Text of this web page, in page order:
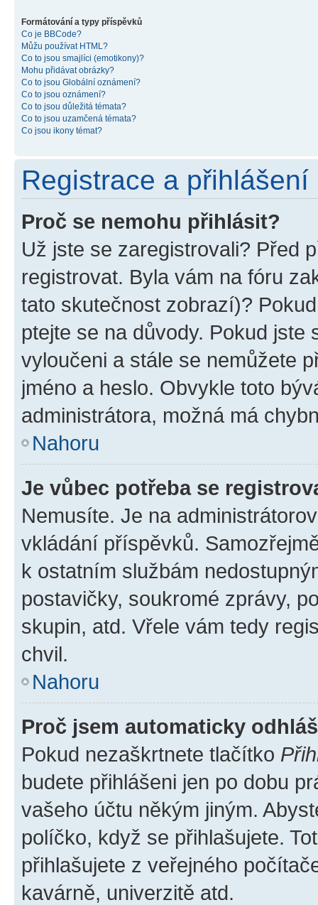
Formátování a typy příspěvků
Co je BBCode?
Můžu používat HTML?
Co to jsou smajlíci (emotikony)?
Mohu přidávat obrázky?
Co to jsou Globální oznámení?
Co to jsou oznámení?
Co to jsou důležitá témata?
Co to jsou uzamčená témata?
Co jsou ikony témat?
Registrace a přihlášení
Proč se nemohu přihlásit?
Už jste se zaregistrovali? Před
registrovat. Byla vám na fóru
tato skutečnost zobrazí)?
ptejte se na důvody. Pokud jste
vyloučeni a stále se nemůžete
jméno a heslo. Obvykle toto
administrátora, možná má
Nahoru
Je vůbec potřeba se
Nemusíte. Je na
vkládání příspěvků.
k ostatním službám
postavičky, soukromé zprávy,
skupin, atd. Vřele vám tedy
chvil.
Nahoru
Proč jsem automaticky
Pokud nezaškrtnete tlačítko
budete přihlášeni jen po dobu
vašeho účtu někým jiným.
políčko, když se přihlašujete.
přihlašujete z veřejného
kavárně, univerzitě atd.